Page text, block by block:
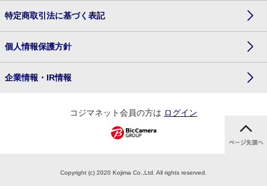
特定商取引法に基づく表記
個人情報保護方針
企業情報・IR情報
コジマネット会員の方は ログイン
Copyright (c) 2020 Kojima Co.,Ltd. All rights reserved.